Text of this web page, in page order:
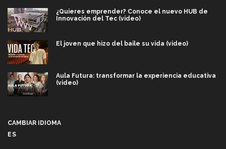
¿Quieres emprender? Conoce el nuevo HUB de
Innovación del Tec (video)
El joven que hizo del baile su vida (video)
Aula Futura: transformar la experiencia educativa
(video)
CAMBIAR IDIOMA
ES